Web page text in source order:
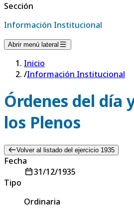
Sección
Información Institucional
Abrir menú lateral
Inicio
/Información Institucional
Órdenes del día
los Plenos
Volver al listado del ejercicio 1935
Fecha
31/12/1935
Tipo
Ordinaria